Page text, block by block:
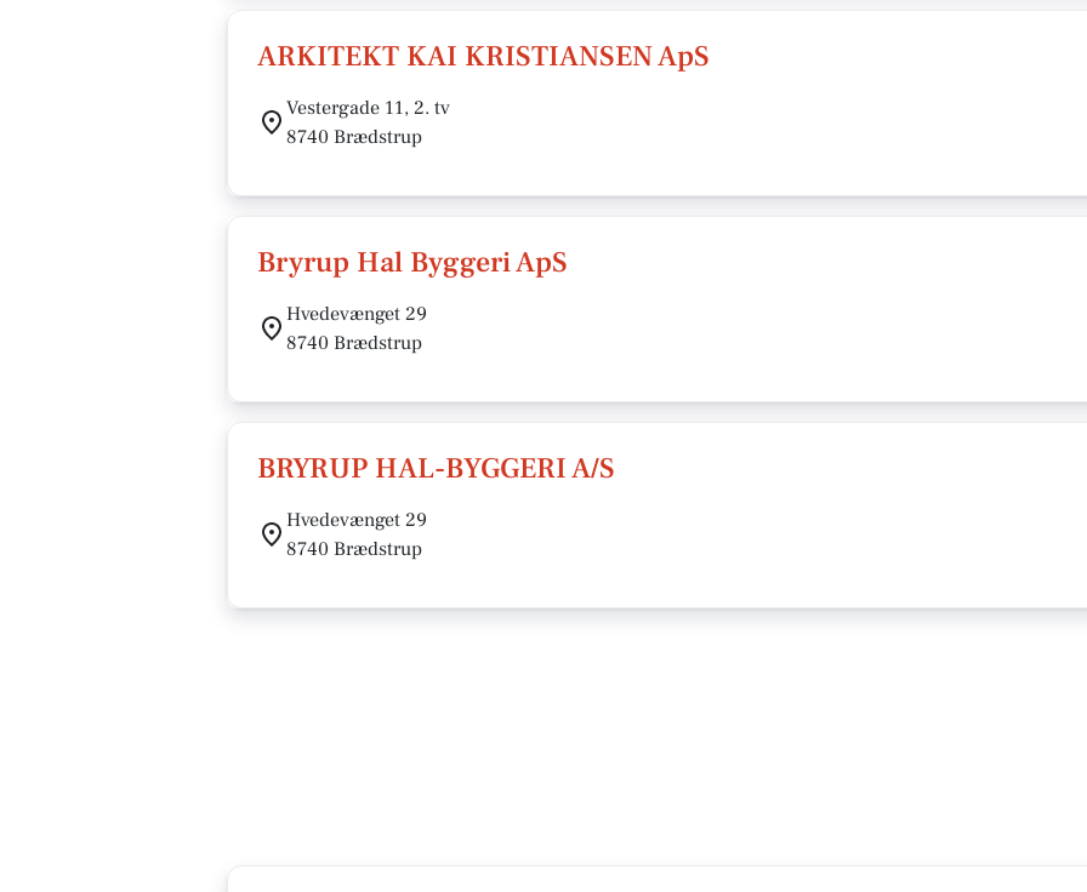
ARKITEKT KAI KRISTIANSEN ApS
Vestergade 11, 2. tv
8740 Brædstrup
Bryrup Hal Byggeri ApS
Hvedevænget 29
8740 Brædstrup
BRYRUP HAL-BYGGERI A/S
Hvedevænget 29
8740 Brædstrup